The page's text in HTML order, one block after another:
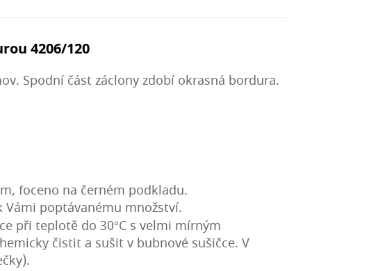
4206/120
Spodní část záclony zdobí okrasná bordura.
foceno na černém podkladu.
poptávanému množství.
při teplotě do 30°C s velmi mírným
čistit a sušit v bubnové sušičce. V